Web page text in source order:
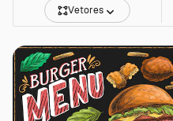
Vetores